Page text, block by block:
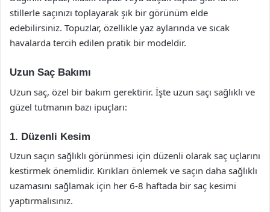
stillerle saçınızı toplayarak şık bir görünüm elde
edebilirsiniz. Topuzlar, özellikle yaz aylarında ve sıcak
havalarda tercih edilen pratik bir modeldir.
Uzun Saç Bakımı
Uzun saç, özel bir bakım gerektirir. İşte uzun saçı sağlıklı ve
güzel tutmanın bazı ipuçları:
1. Düzenli Kesim
Uzun saçın sağlıklı görünmesi için düzenli olarak saç uçlarını
kestirmek önemlidir. Kırıkları önlemek ve saçın daha sağlıklı
uzamasını sağlamak için her 6-8 haftada bir saç kesimi
yaptırmalısınız.